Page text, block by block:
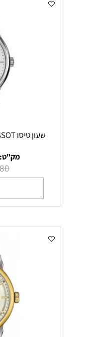
שעון טיסו TISSOT לגבר T063.907.11.038.00
מק"ט: